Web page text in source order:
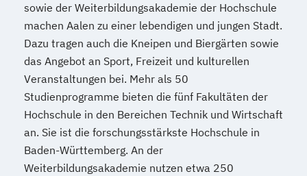
sowie der Weiterbildungsakademie der Hochschule
machen Aalen zu einer lebendigen und jungen Stadt.
Dazu tragen auch die Kneipen und Biergärten sowie
das Angebot an Sport, Freizeit und kulturellen
Veranstaltungen bei. Mehr als 50
Studienprogramme bieten die fünf Fakultäten der
Hochschule in den Bereichen Technik und Wirtschaft
an. Sie ist die forschungsstärkste Hochschule in
Baden-Württemberg. An der
Weiterbildungsakademie nutzen etwa 250